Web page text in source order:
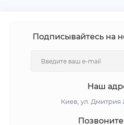
Подписывайтесь на
Наш
Киeв, ул. Дмитрия